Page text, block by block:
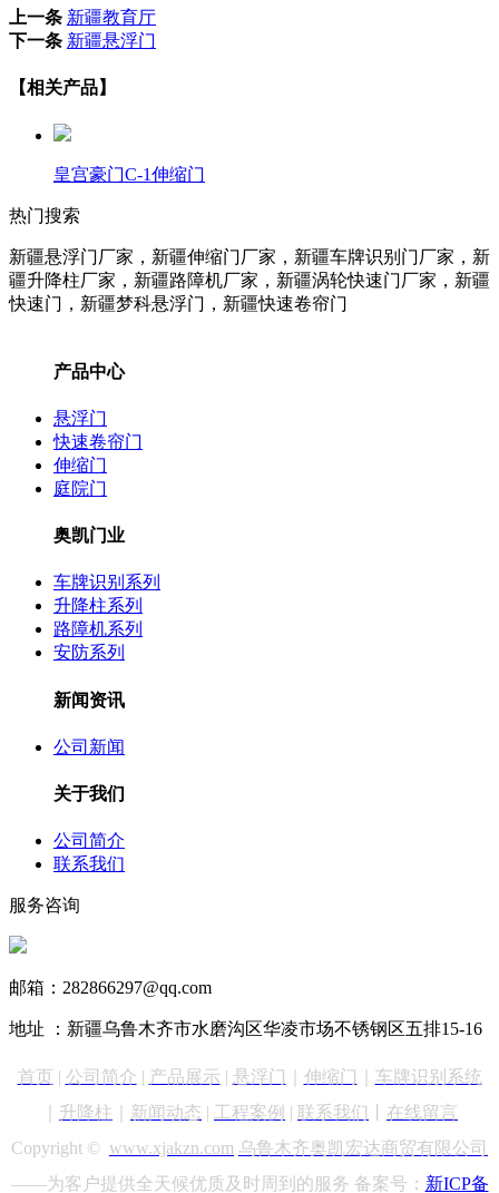
上一条 新疆教育厅
下一条 新疆悬浮门
【相关产品】
皇宫豪门C-1伸缩门
热门搜索
新疆悬浮门厂家，新疆伸缩门厂家，新疆车牌识别门厂家，新
疆升降柱厂家 ，新疆路障机厂家 ，新疆涡轮快速门厂家 ，新疆
快速门，新疆梦科悬浮门，新疆快速卷帘门
产品中心
悬浮门
快速卷帘门
伸缩门
庭院门
奥凯门业
车牌识别系列
升降柱系列
路障机系列
安防系列
新闻资讯
公司新闻
关于我们
公司简介
联系我们
服务咨询
邮箱：282866297@qq.com
地址 ：新疆乌鲁木齐市水磨沟区华凌市场不锈钢区五排15-16
首页 | 公司简介 | 产品展示 | 悬浮门 伸缩门 车牌识别 系统
升降柱 新闻动态 | 工程案例 | 联系我们
在线留言
Copyright © www.xjakzn.com 乌鲁木齐奥凯宏达商贸有限公司
——为客户提供全天候优质及时周到的服务 备案号： 新ICP备